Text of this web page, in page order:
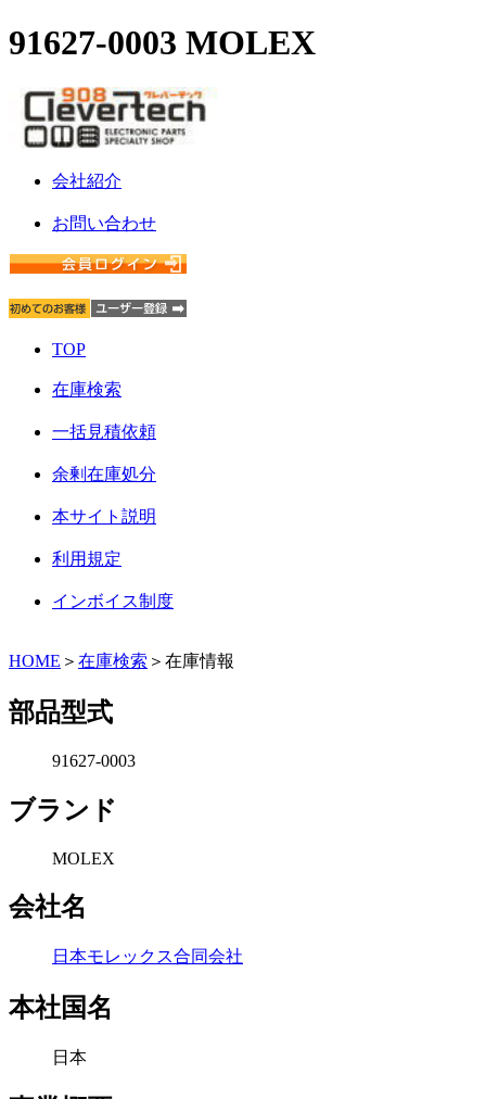
91627-0003 MOLEX
会社紹介
お問い合わせ
TOP
在庫検索
一括見積依頼
余剰在庫処分
本サイト説明
利用規定
インボイス制度
HOME ＞ 在庫検索 ＞在庫情報
部品型式
91627-0003
ブランド
MOLEX
会社名
日本モレックス合同会社
本社国名
日本